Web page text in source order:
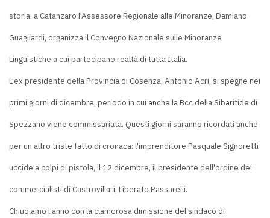
storia: a Catanzaro l'Assessore Regionale alle Minoranze, Damiano
Guagliardi, organizza il Convegno Nazionale sulle Minoranze
Linguistiche a cui partecipano realtà di tutta Italia.
L'ex presidente della Provincia di Cosenza, Antonio Acri, si spegne nei
primi giorni di dicembre, periodo in cui anche la Bcc della Sibaritide di
Spezzano viene commissariata. Questi giorni saranno ricordati anche
per un altro triste fatto di cronaca: l'imprenditore Pasquale Signoretti
uccide a colpi di pistola, il 12 dicembre, il presidente dell'ordine dei
commercialisti di Castrovillari, Liberato Passarelli.
Chiudiamo l'anno con la clamorosa dimissione del sindaco di